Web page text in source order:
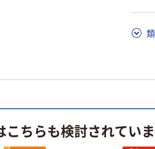
こちらも検討されてい